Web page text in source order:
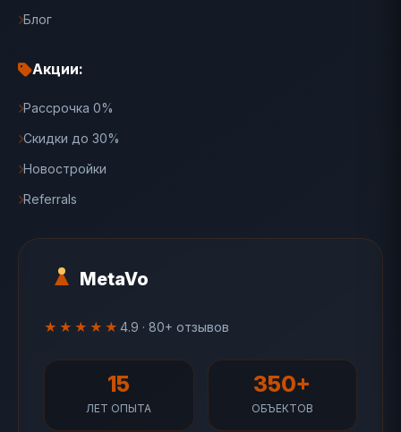
MetaVo
★★★★★ 4.9 · 80+ отзывов
15
ЛЕТ ОПЫТА
350+
ОБЪЕКТОВ
Блог
Акции:
Рассрочка 0%
Скидки до 30%
Новостройки
Referrals